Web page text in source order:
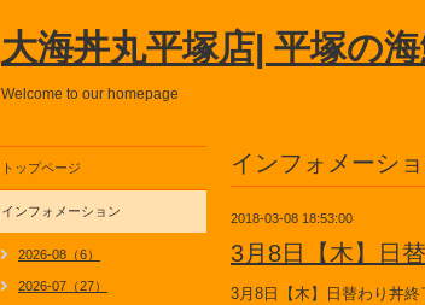
大海丼丸平塚店| 平塚の
Welcome to our homepage
インフォメーシ
2018-03-08 18:53:00
3月8日【木】日
3月8日【木】日替わり丼終
トップページ
インフォメーション
2026-08（6）
2026-07（27）